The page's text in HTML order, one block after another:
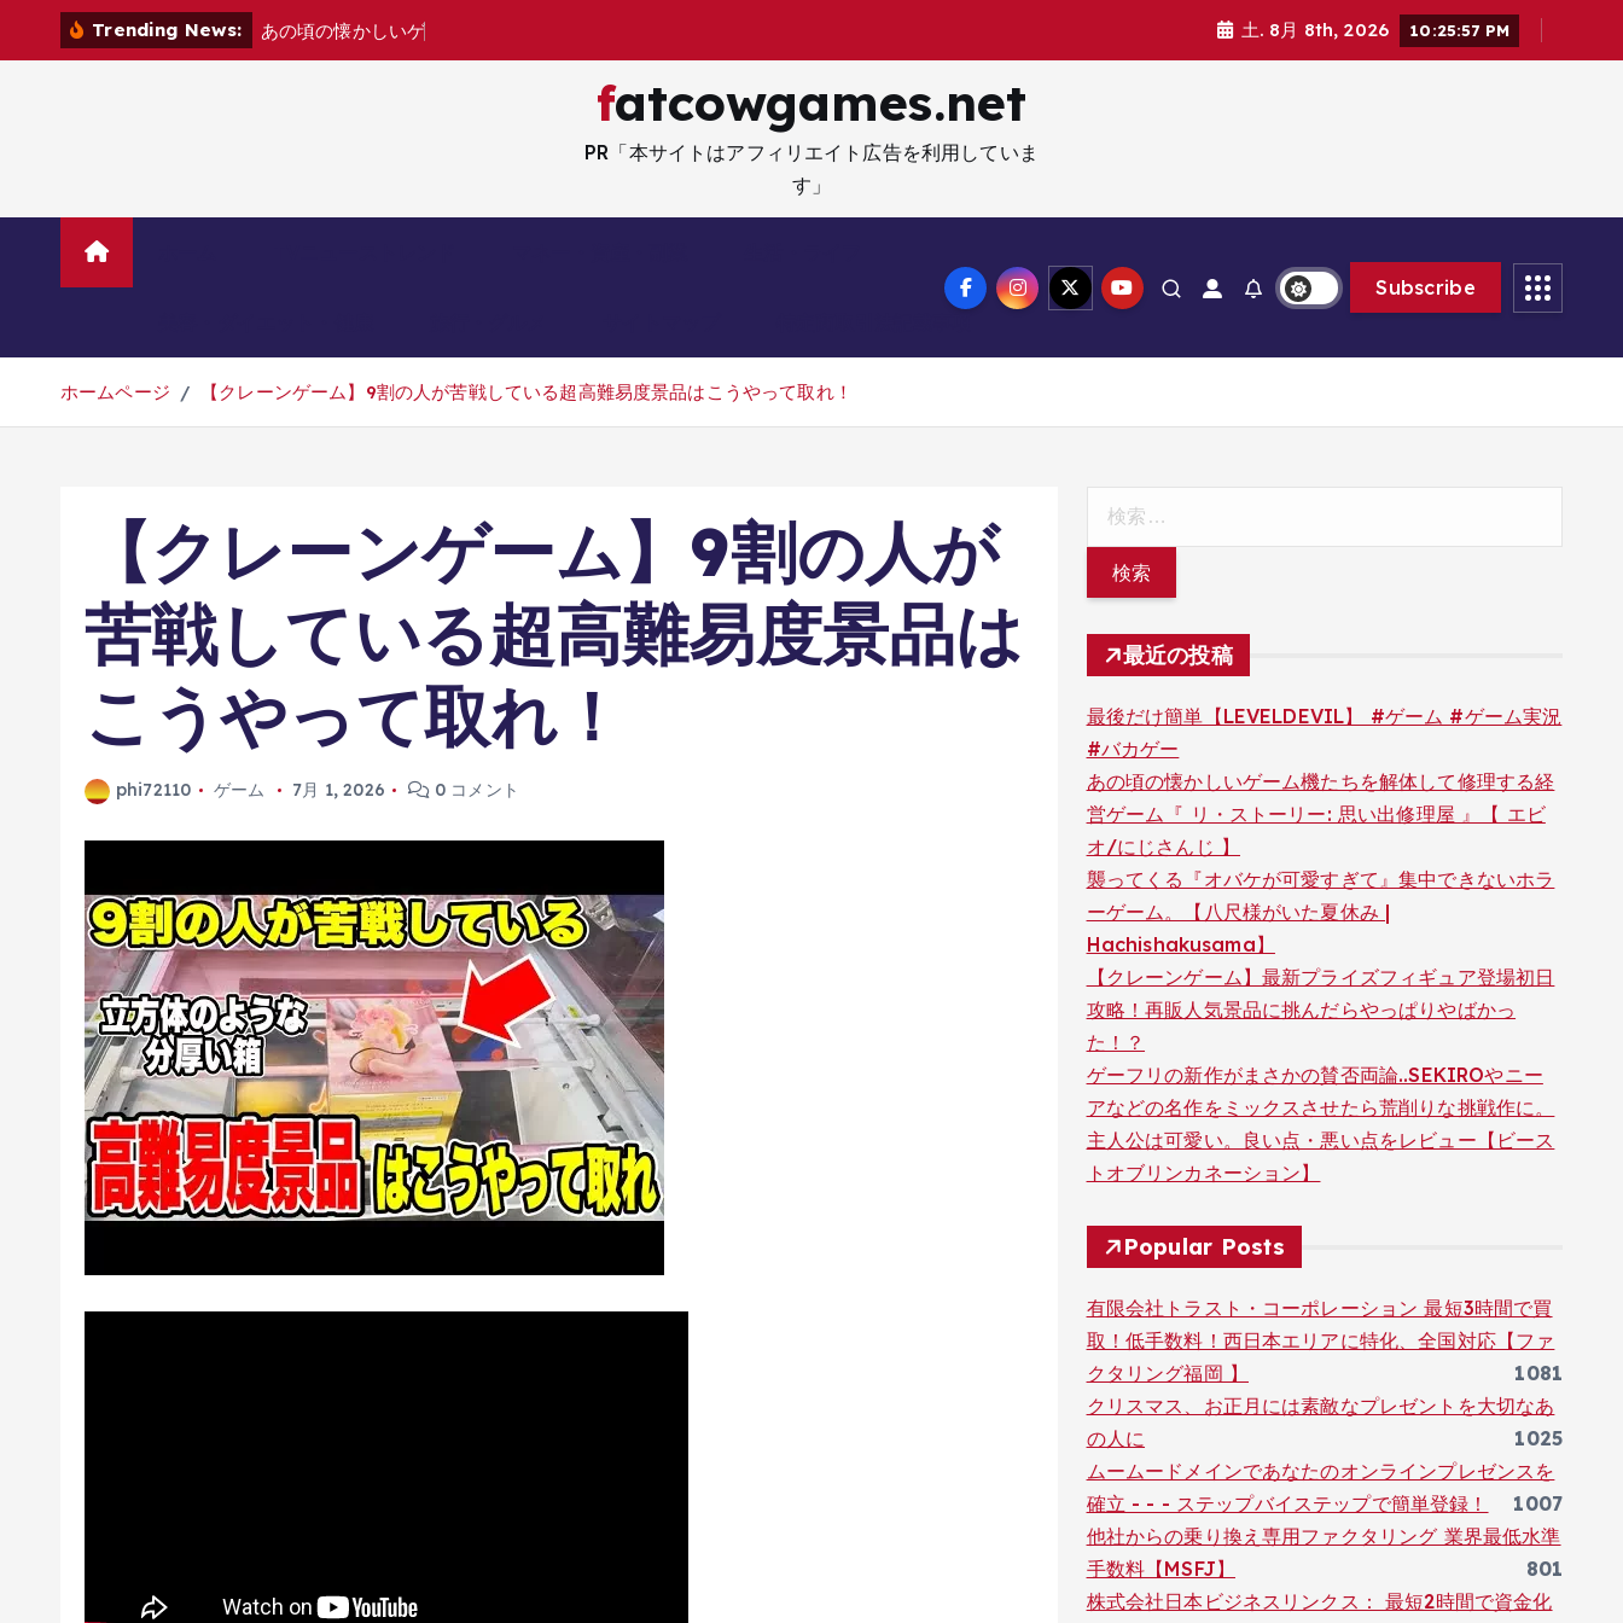
Trending News: あの頃の懐かしいゲ 土. 8月 8th, 2026 10:25:58 PM
fatcowgames.net
PR「本サイトはアフィリエイト広告を利用していま
す」
Subscribe
ホームページ 【クレーンゲーム】9割の人が苦戦している超高難易度景品はこうやって取れ！
【クレーンゲーム】9割の人が
苦戦している超高難易度景品は
こうやって取れ！
phi72110 ゲーム 7月 1, 2026 0 コメント
最近の投稿
最後だけ簡単【LEVELDEVIL】 #ゲーム #ゲーム実況
#バカゲー
あの頃の懐かしいゲーム機たちを解体して修理する経
営ゲーム『 リ・ストーリー: 思い出修理屋 』【 エビ
オ/にじさんじ 】
襲ってくる『オバケが可愛すぎて』集中できないホラ
ーゲーム。【八尺様がいた夏休み |
Hachishakusama】
【クレーンゲーム】最新プライズフィギュア登場初日
攻略！再販人気景品に挑んだらやっぱりやばかっ
た！？
ゲーフリの新作がまさかの賛否両論..SEKIROやニー
アなどの名作をミックスさせたら荒削りな挑戦作に。
主人公は可愛い。良い点・悪い点をレビュー【ビース
トオブリンカネーション】
Popular Posts
有限会社トラスト・コーポレーション 最短3時間で買
取！低手数料！西日本エリアに特化、全国対応【ファ
クタリング福岡 】
1081
クリスマス、お正月には素敵なプレゼントを大切なあ
の人に
1025
ムームードメインであなたのオンラインプレゼンスを
確立 - - - ステップバイステップで簡単登録！
1007
他社からの乗り換え専用ファクタリング 業界最低水準
手数料【MSFJ】
801
株式会社日本ビジネスリンクス： 最短2時間で資金化